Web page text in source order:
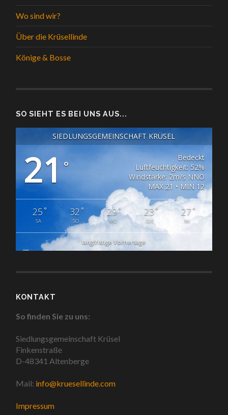
Wo sind wir?
Über die Krüsellinde
Könige & Bosse
SO SIEHT ES BEI UNS AUS...
SIEDLUNGSGEMEINSCHAFT KRÜSEL
21°
Bedeckt
Luftfeuchtigkeit: 52%
Windstärke: 2m/s NNO
MAX 21 • MIN 12
25°
SA
32 °
SO
29°
MO
23°
DIE
27°
MI
langfristige Vorhersage
KONTAKT
So finden Sie zu uns:
Siedlungsgemeinschaft Krüsel
Finkenstraße
D-48341 Altenberge
Mail: info@kruesellinde.com
Impressum